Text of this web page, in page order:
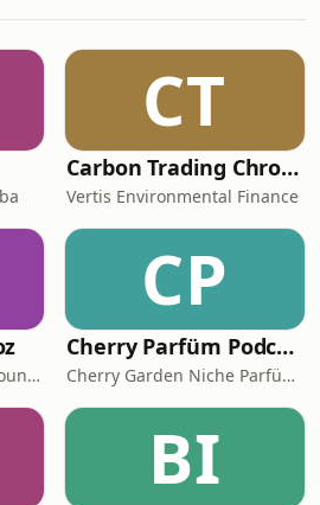
Meghívott
alapítója. Orsi a
szerzője és aCT
Carbon Trading Chronicles
Vertis Environmental Finance
International Ambient Sounds
CP
Cherry Parfüm Podcast
Cherry Garden Niche Parfüméria
BI